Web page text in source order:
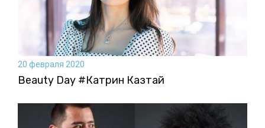
20 февраля 2020
Beauty Day #Катрин Казтай